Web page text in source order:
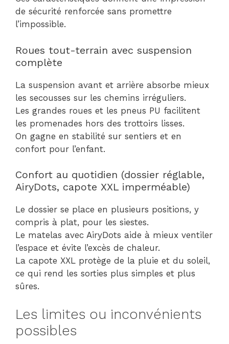
de sécurité renforcée sans promettre
l’impossible.
Roues tout-terrain avec suspension
complète
La suspension avant et arrière absorbe mieux
les secousses sur les chemins irréguliers.
Les grandes roues et les pneus PU facilitent
les promenades hors des trottoirs lisses.
On gagne en stabilité sur sentiers et en
confort pour l’enfant.
Confort au quotidien (dossier réglable,
AiryDots, capote XXL imperméable)
Le dossier se place en plusieurs positions, y
compris à plat, pour les siestes.
Le matelas avec AiryDots aide à mieux ventiler
l’espace et évite l’excès de chaleur.
La capote XXL protège de la pluie et du soleil,
ce qui rend les sorties plus simples et plus
sûres.
Les limites ou inconvénients
possibles